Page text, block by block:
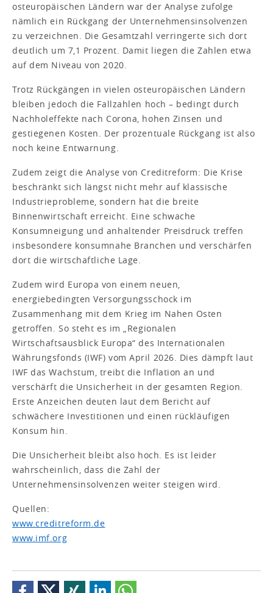
osteuropäischen Ländern war der Analyse zufolge
nämlich ein Rückgang der Unternehmensinsolvenzen
zu verzeichnen. Die Gesamtzahl verringerte sich dort
deutlich um 7,1 Prozent. Damit liegen die Zahlen etwa
auf dem Niveau von 2020.
Trotz Rückgängen in vielen osteuropäischen Ländern
bleiben jedoch die Fallzahlen hoch – bedingt durch
Nachholeffekte nach Corona, hohen Zinsen und
gestiegenen Kosten. Der prozentuale Rückgang ist also
noch keine Entwarnung.
Zudem zeigt die Analyse von Creditreform: Die Krise
beschränkt sich längst nicht mehr auf klassische
Industrieprobleme, sondern hat die breite
Binnenwirtschaft erreicht. Eine schwache
Konsumneigung und anhaltender Preisdruck treffen
insbesondere konsumnahe Branchen und verschärfen
dort die wirtschaftliche Lage.
Zudem wird Europa von einem neuen,
energiebedingten Versorgungsschock im
Zusammenhang mit dem Krieg im Nahen Osten
getroffen. So steht es im „Regionalen
Wirtschaftsausblick Europa“ des Internationalen
Währungsfonds (IWF) vom April 2026. Dies dämpft laut
IWF das Wachstum, treibt die Inflation an und
verschärft die Unsicherheit in der gesamten Region.
Erste Anzeichen deuten laut dem Bericht auf
schwächere Investitionen und einen rückläufigen
Konsum hin.
Die Unsicherheit bleibt also hoch. Es ist leider
wahrscheinlich, dass die Zahl der
Unternehmensinsolvenzen weiter steigen wird.
Quellen:
www.creditreform.de
www.imf.org